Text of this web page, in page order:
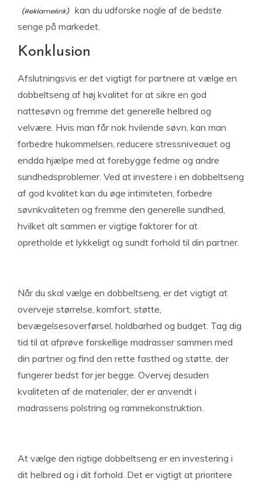
kan du udforske nogle af de bedste
senge på markedet.
Konklusion
Afslutningsvis er det vigtigt for partnere at vælge en
dobbeltseng af høj kvalitet for at sikre en god
nattesøvn og fremme det generelle helbred og
velvære. Hvis man får nok hvilende søvn, kan man
forbedre hukommelsen, reducere stressniveauet og
endda hjælpe med at forebygge fedme og andre
sundhedsproblemer. Ved at investere i en dobbeltseng
af god kvalitet kan du øge intimiteten, forbedre
søvnkvaliteten og fremme den generelle sundhed,
hvilket alt sammen er vigtige faktorer for at
opretholde et lykkeligt og sundt forhold til din partner.
Når du skal vælge en dobbeltseng, er det vigtigt at
overveje størrelse, komfort, støtte,
bevægelsesoverførsel, holdbarhed og budget. Tag dig
tid til at afprøve forskellige madrasser sammen med
din partner og find den rette fasthed og støtte, der
fungerer bedst for jer begge. Overvej desuden
kvaliteten af de materialer, der er anvendt i
madrassens polstring og rammekonstruktion.
At vælge den rigtige dobbeltseng er en investering i
dit helbred og i dit forhold. Det er vigtigt at prioritere